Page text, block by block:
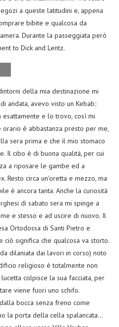
a queste latitudini e, appena
bibite e qualcosa da
Durante la passeggiata però
to Dick and Lentz.
della mia destinazione mi
andata, avevo visto un Kebab;
e lo trovo, così mi
orario è abbastanza presto per me,
sera prima e che il mio stomaco
Il cibo è di buona qualità, per cui
a riposare le gambe ed a
circa un’oretta e mezzo, ma
è ancora tanta. Anche la curiosità
di sabato sera mi spinge a
e stesso e ad uscire di nuovo. Il
Ortodossa di Santi Pietro e
significa che qualcosa va storto.
dilaniata dai lavori in corso) noto
religioso è totalmente non
colpisce la sua facciata, per
viene fuori uno schifo.
bocca senza freno come
la porta della cella spalancata…